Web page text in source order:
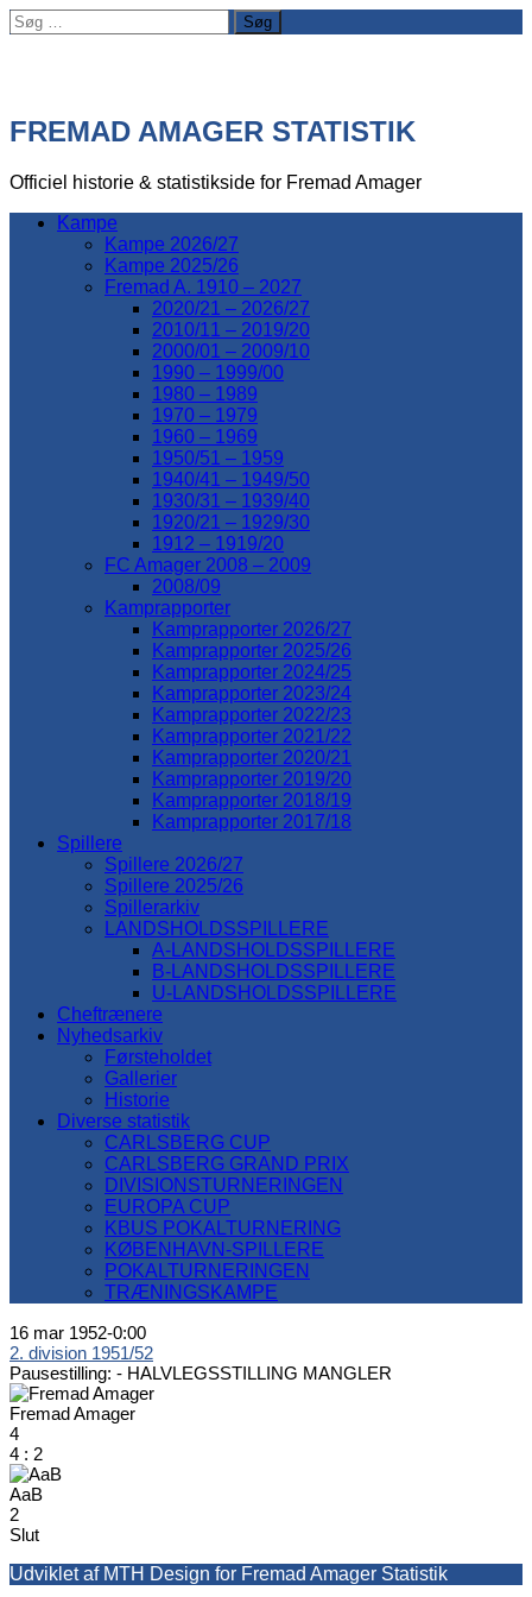
Søg
efter:
FREMAD AMAGER STATISTIK
Officiel historie & statistikside for Fremad Amager
Kampe
Kampe 2026/27
Kampe 2025/26
Fremad A. 1910 – 2027
2020/21 – 2026/27
2010/11 – 2019/20
2000/01 – 2009/10
1990 – 1999/00
1980 – 1989
1970 – 1979
1960 – 1969
1950/51 – 1959
1940/41 – 1949/50
1930/31 – 1939/40
1920/21 – 1929/30
1912 – 1919/20
FC Amager 2008 – 2009
2008/09
Kamprapporter
Kamprapporter 2026/27
Kamprapporter 2025/26
Kamprapporter 2024/25
Kamprapporter 2023/24
Kamprapporter 2022/23
Kamprapporter 2021/22
Kamprapporter 2020/21
Kamprapporter 2019/20
Kamprapporter 2018/19
Kamprapporter 2017/18
Spillere
Spillere 2026/27
Spillere 2025/26
Spillerarkiv
LANDSHOLDSSPILLERE
A-LANDSHOLDSSPILLERE
B-LANDSHOLDSSPILLERE
U-LANDSHOLDSSPILLERE
Cheftrænere
Nyhedsarkiv
Førsteholdet
Gallerier
Historie
Diverse statistik
CARLSBERG CUP
CARLSBERG GRAND PRIX
DIVISIONSTURNERINGEN
EUROPA CUP
KBUS POKALTURNERING
KØBENHAVN-SPILLERE
POKALTURNERINGEN
TRÆNINGSKAMPE
16 mar 1952-0:00
2. division 1951/52
Pausestilling: - HALVLEGSSTILLING MANGLER
Fremad Amager
4
4 : 2
AaB
2
Slut
Udviklet af MTH Design for Fremad Amager Statistik